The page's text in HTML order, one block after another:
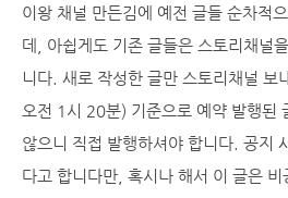
이왕 채널 만든김에 예전 글들 순차적
데, 아쉽게도 기존 글들은 스토리채널
니다. 새로 작성한 글만 스토리채널 보
오전 1시 20분) 기준으로 예약 발행된
않으니 직접 발행하셔야 합니다. 공지
다고 합니다만, 혹시나 해서 이 글은